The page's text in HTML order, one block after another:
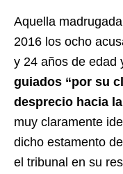
Aquella
2016 los ocho
y 24 años de edad
guiados “por su
desprecio hacia
muy claramente
dicho estamento
el tribunal en su